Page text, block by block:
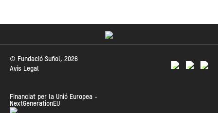
© Fundació Suñol, 2026
Avís Legal
Financiat per la Unió Europea -
NextGenerationEU